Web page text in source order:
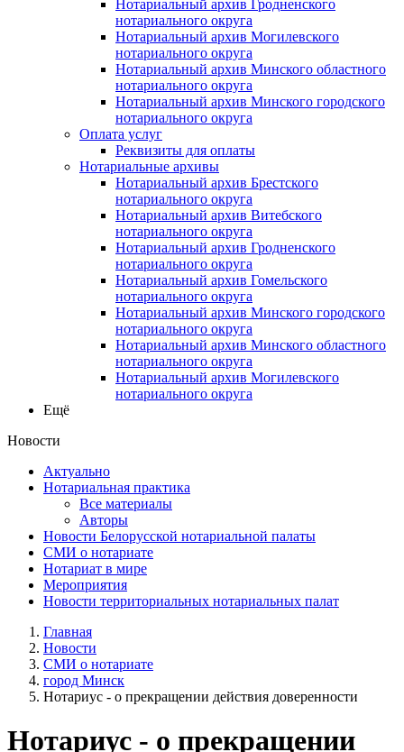
Нотариальный архив Гродненского
нотариального округа
Нотариальный архив Могилевского
нотариального округа
Нотариальный архив Минского областного
нотариального округа
Нотариальный архив Минского городского
нотариального округа
Оплата услуг
Реквизиты для оплаты
Нотариальные архивы
Нотариальный архив Брестского
нотариального округа
Нотариальный архив Витебского
нотариального округа
Нотариальный архив Гродненского
нотариального округа
Нотариальный архив Гомельского
нотариального округа
Нотариальный архив Минского городского
нотариального округа
Нотариальный архив Минского областного
нотариального округа
Нотариальный архив Могилевского
нотариального округа
Ещё
Новости
Актуально
Нотариальная практика
Все материалы
Авторы
Новости Белорусской нотариальной палаты
СМИ о нотариате
Нотариат в мире
Мероприятия
Новости территориальных нотариальных палат
Главная
Новости
СМИ о нотариате
город Минск
Нотариус - о прекращении действия доверенности
Нотариус - о прекращении